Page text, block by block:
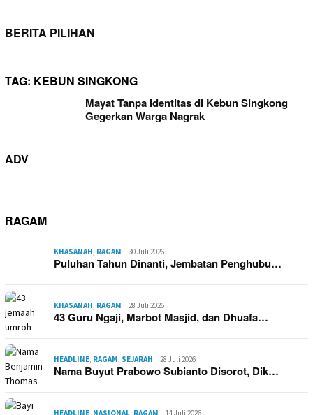
BERITA PILIHAN
TAG: KEBUN SINGKONG
Mayat Tanpa Identitas di Kebun Singkong
Gegerkan Warga Nagrak
ADV
RAGAM
KHASANAH, RAGAM 30 Juli 2026
Puluhan Tahun Dinanti, Jembatan Penghubu…
KHASANAH, RAGAM 28 Juli 2026
43 Guru Ngaji, Marbot Masjid, dan Dhuafa…
HEADLINE, RAGAM, SEJARAH 28 Juli 2026
Nama Buyut Prabowo Subianto Disorot, Dik…
HEADLINE NASIONAL RAGAM 14 Juli 2026